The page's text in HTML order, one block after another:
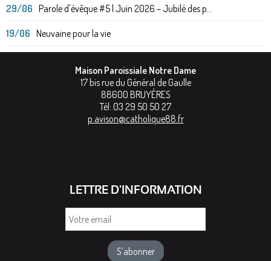
29/06 Parole d'évêque #5 | Juin 2026 – Jubilé des p...
19/06 Neuvaine pour la vie
Maison Paroissiale Notre Dame
17 bis rue du Général de Gaulle
88600 BRUYÈRES
Tél: 03 29 50 50 27
p.avison@catholique88.fr
LETTRE D'INFORMATION